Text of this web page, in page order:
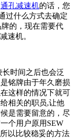
通孔减速机的话，您
过什么方式去确定
的，现在需要代
速机。
时间之后也会泛
铭牌由于年久磨损
这样的情况下就可
相关的职员,让他
是需要留意的，尽
个用户原用SEW
以比较稳妥的方法